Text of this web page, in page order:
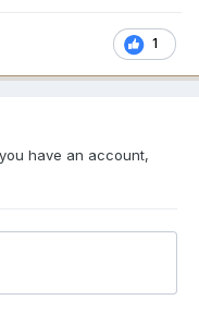
1
have an account,